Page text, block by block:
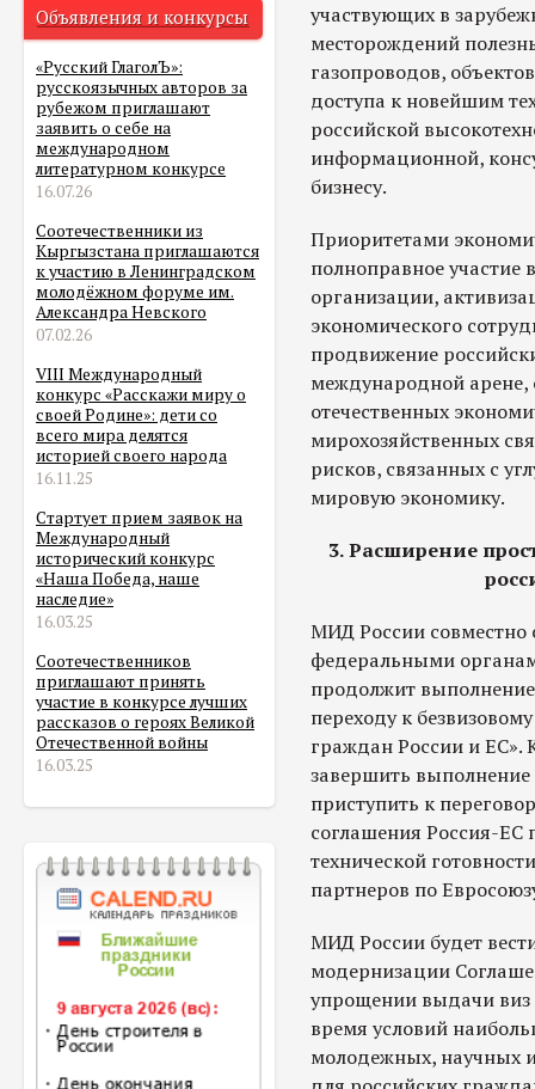
Объявления и конкурсы
«Русский ГлаголЪ»:
русскоязычных авторов за
рубежом приглашают
заявить о себе на
международном
литературном конкурсе
16.07.26
Соотечественники из
Кыргызстана приглашаются
к участию в Ленинградском
молодёжном форуме им.
Александра Невского
07.02.26
VIII Международный
конкурс «Расскажи миру о
своей Родине»: дети со
всего мира делятся
историей своего народа
16.11.25
Стартует прием заявок на
Международный
исторический конкурс
«Наша Победа, наше
наследие»
16.03.25
Соотечественников
приглашают принять
участие в конкурсе лучших
рассказов о героях Великой
Отечественной войны
16.03.25
участвующих в
месторождений
газопроводов,
доступа к новейшим
российской
информационной,
бизнесу.
Приоритетами
полноправное участие
организации,
экономического
продвижение
международной арене,
отечественных
мирохозяйственных
рисков, связанных с
мировую экономику.
3. Расширение
МИД России совместно
федеральными
продолжит
переходу к
граждан России и ЕС».
завершить выполнение
приступить к
соглашения Россия-ЕС
технической
партнеров по
МИД России будет
модернизации
упрощении выдачи
время условий
молодежных, научных